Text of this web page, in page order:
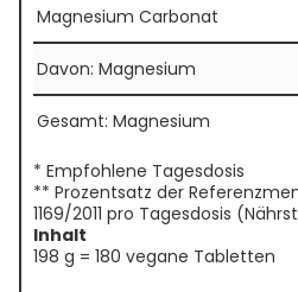
Magnesium Carbonat
Davon: Magnesium
Gesamt: Magnesium
* Empfohlene Tagesdosis
** Prozentsatz der
1169/2011 pro Tagesdosis
Inhalt
198 g = 180 vegane Tabletten